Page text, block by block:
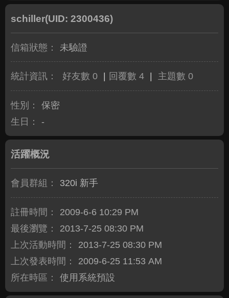
schiller(UID: 2300436)
信箱狀態： 未驗證
統計資訊： 好友數 0 回覆數 4 主題數 0
性別：
保密
生日：
-
活躍概況
會員群組： 320i 新手
註冊時間：
2009-6-6 10:29 PM
最後瀏覽：
2013-7-25 08:30 PM
上次活動時間：
2013-7-25 08:30 PM
上次發表時間：
2009-6-25 11:53 AM
所在時區：
使用系統預設